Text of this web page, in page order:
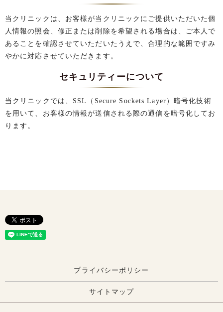
当クリニックは、お客様が当クリニックにご提供いただいた個
人情報の照会、修正または削除を希望される場合は、ご本人で
あることを確認させていただいたうえで、合理的な範囲ですみ
やかに対応させていただきます。
セキュリティーについて
当クリニックでは、SSL（Secure Sockets Layer）暗号化技術
を用いて、お客様の情報が送信される際の通信を暗号化してお
ります。
プライバシーポリシー
サイトマップ